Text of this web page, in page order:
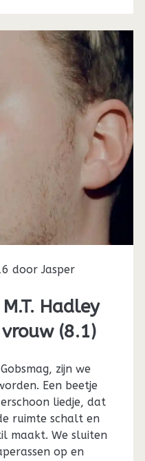
doorJasper
Hadley
(8.1)
zijn we
Een beetje
liedje, dat
ruimte schalt en
maakt. We sluiten
op en